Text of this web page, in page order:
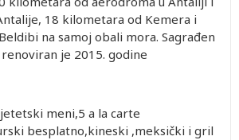
18 kilometara od Kemera i
na samoj obali mora. Sagrađen
je 2015. godine
meni,5 a la carte
besplatno,kineski ,meksički i gril